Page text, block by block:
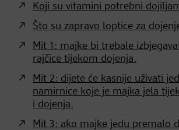
Koji su vitamini potrebni
Što su zapravo loptice za
Mit 1: majke bi trebale
rajčice tijekom dojenja.
Mit 2: dijete će kasnije uživati
namirnice koje je majka jela
i dojenja.
Mit 3: ako majke jedu premalo